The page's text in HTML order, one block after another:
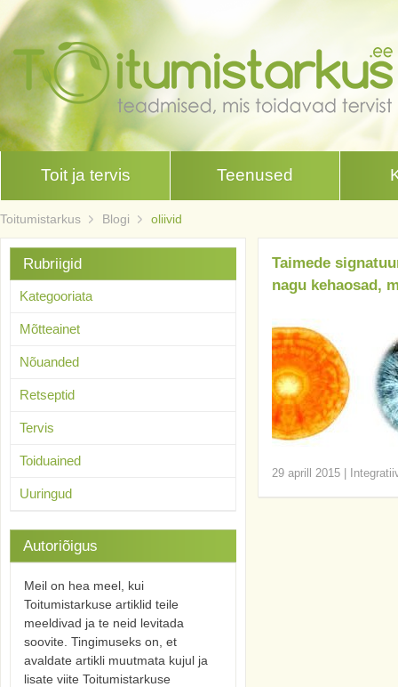
Toit ja tervis Teenused
Toitumistarkus Blogi oliivid
Taimede
nagu kehaosad,
29 aprill 2015
Rubriigid
Kategooriata
Mõtteainet
Nõuanded
Retseptid
Tervis
Toiduained
Uuringud
Autoriõigus
Meil on hea meel, kui
Toitumistarkuse artiklid teile
meeldivad ja te neid levitada
soovite. Tingimuseks on, et
avaldate artikli muutmata kujul ja
lisate viite Toitumistarkuse